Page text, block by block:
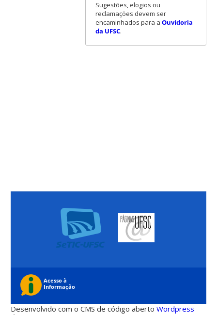
Sugestões, elogios ou
reclamações devem ser
encaminhados para a Ouvidoria
da UFSC.
Desenvolvido com o CMS de código abertoWordpress